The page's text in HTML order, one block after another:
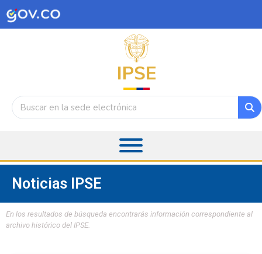
Noticias IPSE
En los resultados de búsqueda encontrarás información correspondiente al
archivo histórico del IPSE.